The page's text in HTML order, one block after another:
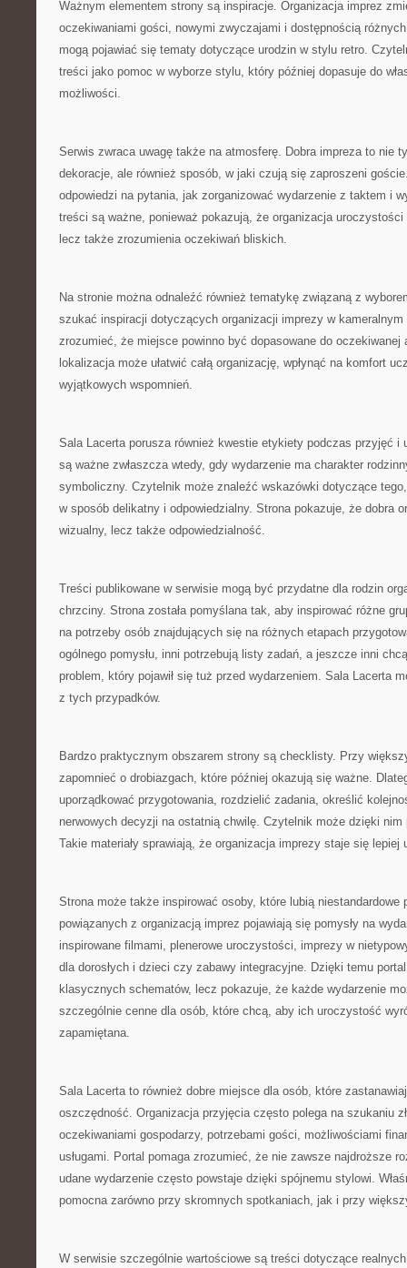
Ważnym elementem strony są inspiracje. Organizacja imprez
oczekiwaniami gości, nowymi zwyczajami i dostępnością
mogą pojawiać się tematy dotyczące urodzin w stylu retro.
treści jako pomoc w wyborze stylu, który później dopasuje do
możliwości.
Serwis zwraca uwagę także na atmosferę. Dobra impreza to nie
dekoracje, ale również sposób, w jaki czują się zaproszeni
odpowiedzi na pytania, jak zorganizować wydarzenie z taktem i
treści są ważne, ponieważ pokazują, że organizacja
lecz także zrozumienia oczekiwań bliskich.
Na stronie można odnaleźć również tematykę związaną z
szukać inspiracji dotyczących organizacji imprezy w kameralnym
zrozumieć, że miejsce powinno być dopasowane do oczekiwanej
lokalizacja może ułatwić całą organizację, wpłynąć na komfort
wyjątkowych wspomnień.
Sala Lacerta porusza również kwestie etykiety podczas przyjęć i
są ważne zwłaszcza wtedy, gdy wydarzenie ma charakter
symboliczny. Czytelnik może znaleźć wskazówki dotyczące
w sposób delikatny i odpowiedzialny. Strona pokazuje, że dobra
wizualny, lecz także odpowiedzialność.
Treści publikowane w serwisie mogą być przydatne dla rodzin
chrzciny. Strona została pomyślana tak, aby inspirować różne
na potrzeby osób znajdujących się na różnych etapach
ogólnego pomysłu, inni potrzebują listy zadań, a jeszcze inni
problem, który pojawił się tuż przed wydarzeniem. Sala Lacerta
z tych przypadków.
Bardzo praktycznym obszarem strony są checklisty. Przy
zapomnieć o drobiazgach, które później okazują się ważne.
uporządkować przygotowania, rozdzielić zadania, określić
nerwowych decyzji na ostatnią chwilę. Czytelnik może dzięki
Takie materiały sprawiają, że organizacja imprezy staje się lepiej
Strona może także inspirować osoby, które lubią niestandardowe
powiązanych z organizacją imprez pojawiają się pomysły na
inspirowane filmami, plenerowe uroczystości, imprezy w
dla dorosłych i dzieci czy zabawy integracyjne. Dzięki temu
klasycznych schematów, lecz pokazuje, że każde wydarzenie
szczególnie cenne dla osób, które chcą, aby ich uroczystość
zapamiętana.
Sala Lacerta to również dobre miejsce dla osób, które
oszczędność. Organizacja przyjęcia często polega na szukaniu
oczekiwaniami gospodarzy, potrzebami gości, możliwościami
usługami. Portal pomaga zrozumieć, że nie zawsze najdroższe
udane wydarzenie często powstaje dzięki spójnemu stylowi.
pomocna zarówno przy skromnych spotkaniach, jak i przy
W serwisie szczególnie wartościowe są treści dotyczące